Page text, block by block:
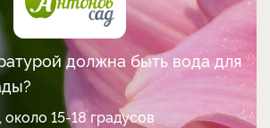
должна быть вода для
около 15-18 градусов